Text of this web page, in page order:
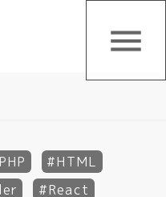
menu
PHP
HTML
React